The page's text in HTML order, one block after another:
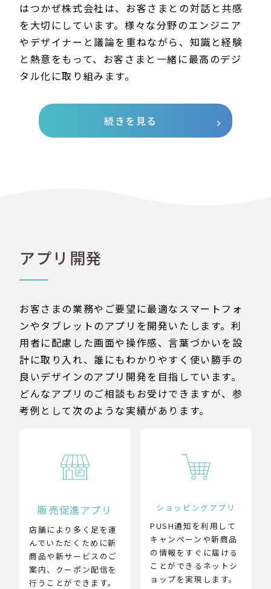
はつかぜ株式会社は、お客さまとの対話と共感
を大切にしています。様々な分野のエンジニア
やデザイナーと議論を重ねながら、知識と経験
と熱意をもって、お客さまと一緒に最高のデジ
タル化に取り組みます。
続きを見る
アプリ開発
お客さまの業務やご要望に最適なスマートフォ
ンやタブレットのアプリを開発いたします。利
用者に配慮した画面や操作感、言葉づかいを設
計に取り入れ、誰にもわかりやすく使い勝手の
良いデザインのアプリ開発を目指しています。
どんなアプリのご相談もお受けできますが、参
考例として次のような実績があります。
販売促進アプリ
店舗により多く足を運
んでいただくために新
商品や新サービスのご
案内、クーポン配信を
行うことができます。
ショッピングアプリ
PUSH通知を利用して
キャンペーンや新商品
の情報をすぐに届ける
ことができるネットシ
ョップを実現します。